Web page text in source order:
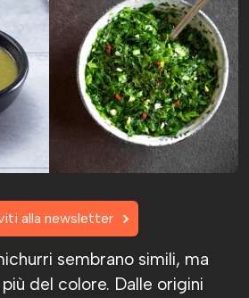
alla newsletter
sembrano simili, ma
del colore. Dalle origini